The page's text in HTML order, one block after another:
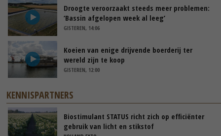
Droogte veroorzaakt steeds meer problemen:
‘Bassin afgelopen week al leeg’
GISTEREN, 14:06
Koeien van enige drijvende boerderij ter
wereld zijn te koop
GISTEREN, 12:00
KENNISPARTNERS
Biostimulant STATUS richt zich op efficiënter
gebruik van licht en stikstof